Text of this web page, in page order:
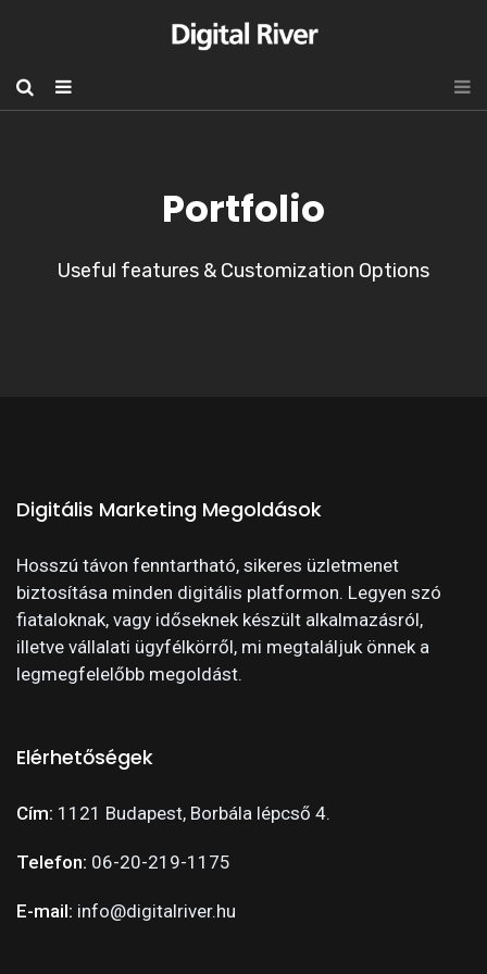
Portfolio
Useful features & Customization Options
Digitális Marketing Megoldások
Hosszú távon fenntartható, sikeres üzletmenet
biztosítása minden digitális platformon. Legyen szó
fiataloknak, vagy időseknek készült alkalmazásról,
illetve vállalati ügyfélkörről, mi megtaláljuk önnek a
legmegfelelőbb megoldást.
Elérhetőségek
Cím: 1121 Budapest, Borbála lépcső 4.
Telefon: 06-20-219-1175
E-mail: info@digitalriver.hu